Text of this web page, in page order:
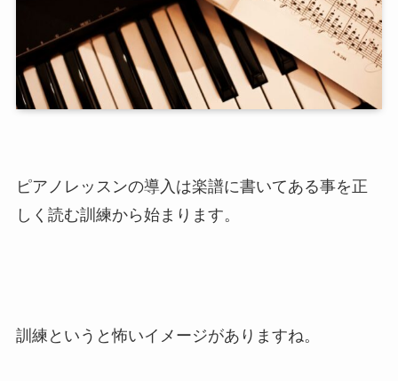
ピアノレッスンの導入は楽譜に書いてある事を正
しく読む訓練から始まります。
訓練というと怖いイメージがありますね。